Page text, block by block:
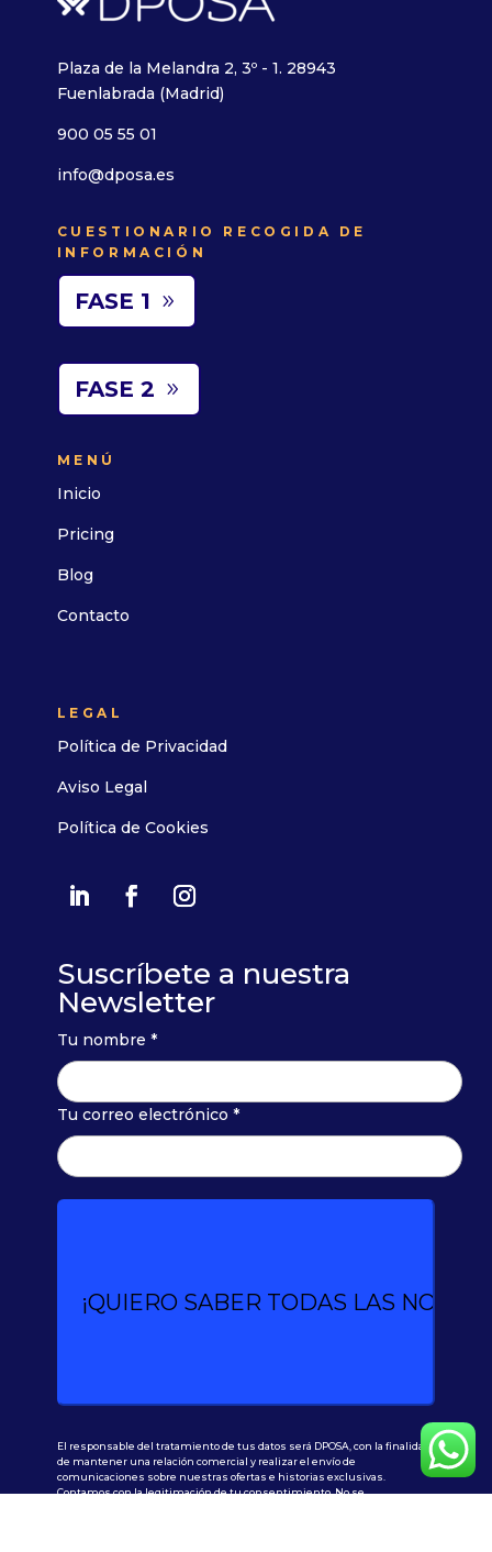
Plaza de la Melandra 2, 3º - 1. 28943
Fuenlabrada (Madrid)
900 05 55 01
info@dposa.es
CUESTIONARIO RECOGIDA DE
INFORMACIÓN
FASE 1
FASE 2
MENÚ
Inicio
Pricing
Blog
Contacto
LEGAL
Política de Privacidad
Aviso Legal
Política de Cookies
Suscríbete a nuestra
Newsletter
Tu nombre *
Tu correo electrónico *
El responsable del tratamiento de tus datos será DPOSA, con la finalidad
de mantener una relación comercial y realizar el envío de
comunicaciones sobre nuestras ofertas e historias exclusivas.
Contamos con la legitimación de tu consentimiento. No se